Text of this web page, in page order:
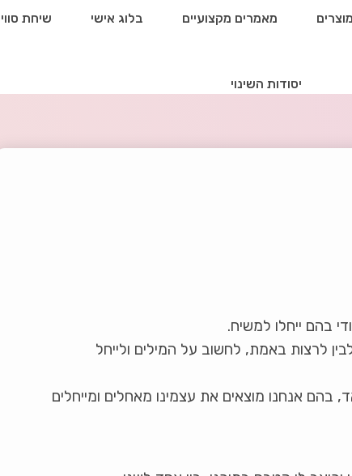
מאמרים מקצועיים בלוג אישי שיחת
יסודות השינוי
בהם ייחלו למשיח.
לרצות באמת, לחשוב על המילים ולייחל
אנחנו מוצאים את עצמינו מאחלים ומייחלים